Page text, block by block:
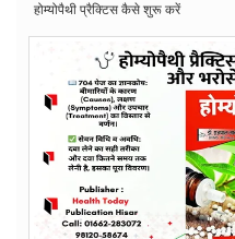
होम्योपैथी प्रैक्टिस कैसे शुरू करें